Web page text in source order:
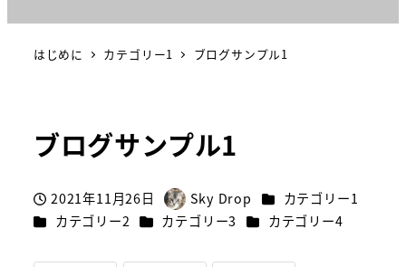
はじめに カテゴリー1 ブログサンプル1
ブログサンプル1
投稿日
2021年11月26日
著
者
Sky Drop カテゴリー
カテゴリー1
カテゴリー
カテゴリー2 カテゴリー
カテゴリー3 カテゴリー
カテゴリー4